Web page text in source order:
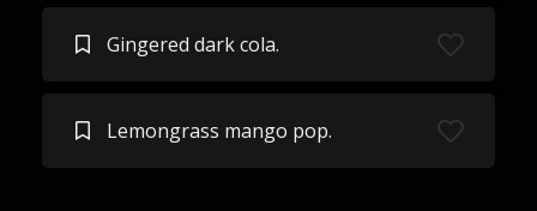
Gingered dark cola.
Lemongrass mango pop.